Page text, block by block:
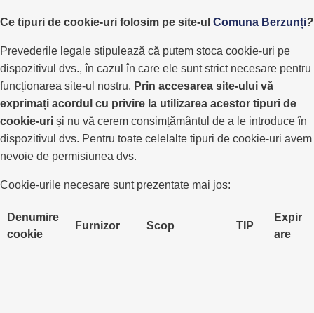
Ce tipuri de cookie-uri folosim pe site-ul Comuna Berzunți?
Prevederile legale stipulează că putem stoca cookie-uri pe
dispozitivul dvs., în cazul în care ele sunt strict necesare pentru
funcționarea site-ul nostru. Prin accesarea site-ului vă
exprimați acordul cu privire la utilizarea acestor tipuri de
cookie-uri și nu vă cerem consimțământul de a le introduce în
dispozitivul dvs. Pentru toate celelalte tipuri de cookie-uri avem
nevoie de permisiunea dvs.
Cookie-urile necesare sunt prezentate mai jos:
Denumire
cookie
Furnizor Scop TIP
Expir
are